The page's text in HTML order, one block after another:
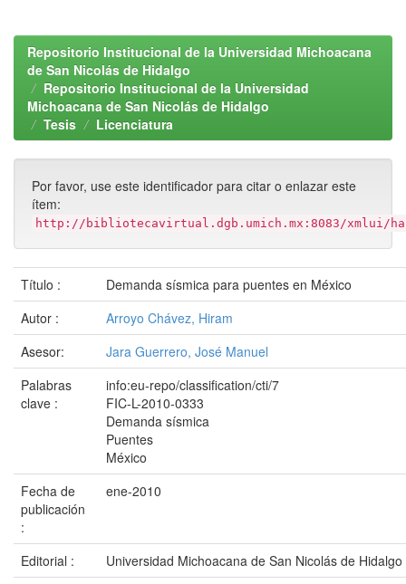
Repositorio Institucional de la Universidad Michoacana
de San Nicolás de Hidalgo
Repositorio Institucional de la Universidad
Michoacana de San Nicolás de Hidalgo
Tesis
Licenciatura
Por favor, use este identificador para citar o enlazar este
ítem:
http://bibliotecavirtual.dgb.umich.mx:8083/xmlui/
Título :
Demanda sísmica para puentes en México
Autor :
Arroyo Chávez, Hiram
Asesor:
Jara Guerrero, José Manuel
Palabras
clave :
info:eu-repo/classification/cti/7
FIC-L-2010-0333
Demanda sísmica
Puentes
México
Fecha de
publicación
:
ene-2010
Editorial :
Universidad Michoacana de San Nicolás de Hidalgo